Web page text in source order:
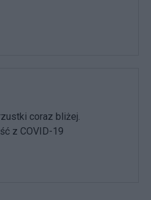
coraz bliżej.
z COVID-19